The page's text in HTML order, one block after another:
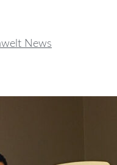
News